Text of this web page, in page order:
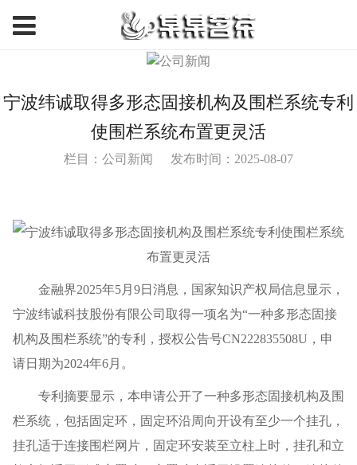
宁波纬诚取得多形态固接机构及围栏系统专利
使围栏系统布置更灵活
栏目：公司新闻 发布时间：2025-08-07
金融界2025年5月9日消息，国家知识产权局信息显示，
宁波纬诚科技股份有限公司取得一项名为“一种多形态固接
机构及围栏系统”的专利，授权公告号CN222835508U，申
请日期为2024年6月。
专利摘要显示，本申请公开了一种多形态固接机构及围
栏系统，包括固定环，固定环沿周向开设有至少一个挂孔，
挂孔适于连接围栏网片，固定环安装至立柱上时，挂孔和立